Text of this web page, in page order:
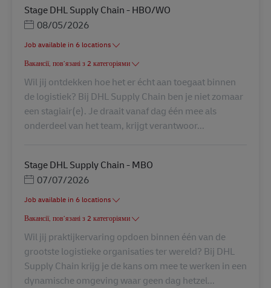
Stage DHL Supply Chain - HBO/WO
Posted Date
08/05/2026
Job available in 6 locations
Вакансії, пов’язані з 2 категоріями
Wil jij ontdekken hoe het er écht aan toegaat binnen
de logistiek? Bij DHL Supply Chain ben je niet zomaar
een stagiair(e). Je draait vanaf dag één mee als
onderdeel van het team, krijgt verantwoor...
Stage DHL Supply Chain - MBO
Posted Date
07/07/2026
Job available in 6 locations
Вакансії, пов’язані з 2 категоріями
Wil jij praktijkervaring opdoen binnen één van de
grootste logistieke organisaties ter wereld? Bij DHL
Supply Chain krijg je de kans om mee te werken in een
dynamische omgeving waar geen dag hetzel...